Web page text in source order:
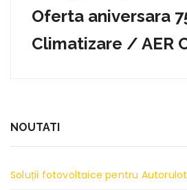
Oferta aniversara
Climatizare / AER
NOUTATI
Soluții fotovoltaice pentru